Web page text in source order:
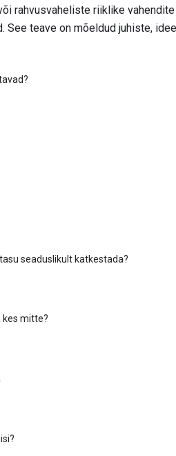
rahvusvaheliste riiklike
teave on mõeldud juhiste,
seaduslikult katkestada?
kes mitte?